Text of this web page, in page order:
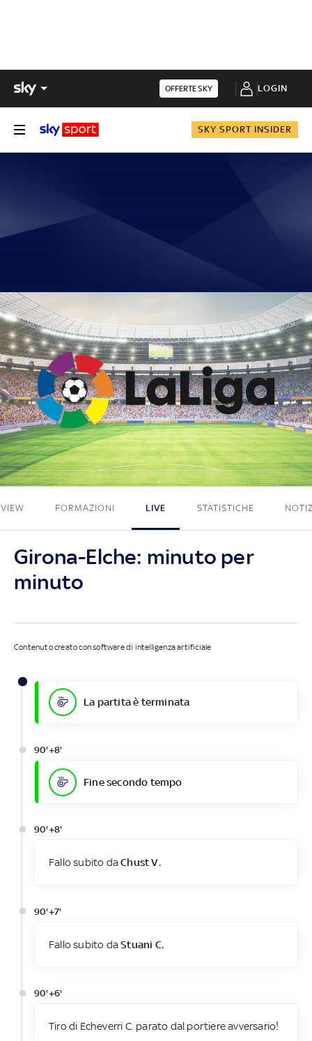
OFFERTE SKY LOGIN
SKY SPORT INSIDER
1 - 1
FORMAZIONI LIVE STATISTICHE
Girona-Elche: minuto per
minuto
Contenuto creato con software di intelligenza artificiale
La partita è terminata
90'+8'
Fine secondo tempo
90'+8'
Fallo subito daChust V.
90'+7'
Fallo subito daStuani C.
90'+6'
Tiro di Echeverri C. parato dal portiere avversario!